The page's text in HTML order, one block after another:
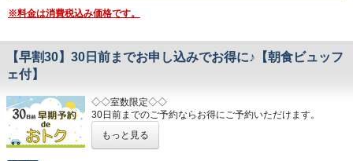
す。
JR名古屋駅から徒歩４分
名鉄名古屋駅のすぐ上
ご予約お待ちしてます(*^o^)ノ
※料金は消費税込み価格です。
【早割30】30日前までお申し込みでお得に♪【朝食ビュッフ
ェ付】
◇◇室数限定◇◇
30日前までのご予約ならお得にご予約いただけます。
☆先のご予定がお決まりのお客様には断然オトク☆
もっと見る